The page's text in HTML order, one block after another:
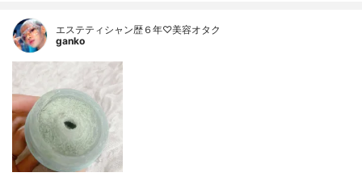
エステティシャン歴６年♡美容オタク
ganko